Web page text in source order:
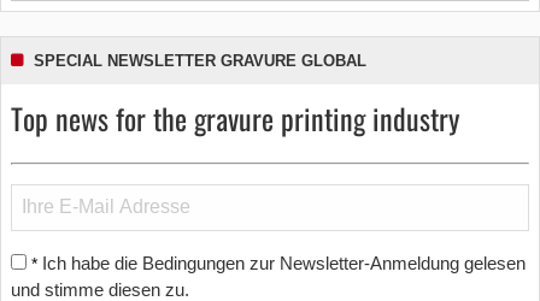
SPECIAL NEWSLETTER GRAVURE GLOBAL
Top news for the gravure printing industry
* Ich habe die Bedingungen zur Newsletter-Anmeldung gelesen
und stimme diesen zu.